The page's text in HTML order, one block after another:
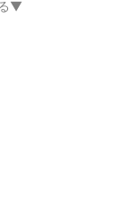
▼